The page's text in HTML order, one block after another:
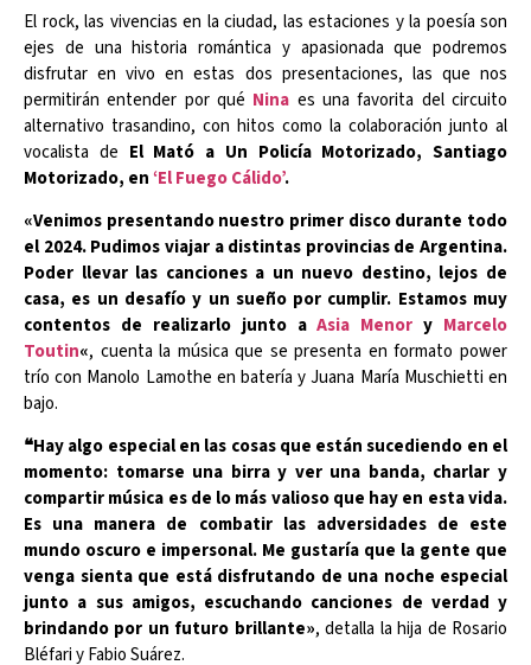
El rock, las vivencias en la ciudad, las estaciones y la poesía son
ejes de una historia romántica y apasionada que podremos
disfrutar en vivo en estas dos presentaciones, las que nos
permitirán entender por qué Nina es una favorita del circuito
alternativo trasandino, con hitos como la colaboración junto al
vocalista de El Mató a Un Policía Motorizado, Santiago
Motorizado, en‘El Fuego Cálido’.
«Venimos presentando nuestro primer disco durante todo
el 2024. Pudimos viajar a distintas provincias de Argentina.
Poder llevar las canciones a un nuevo destino, lejos de
casa, es un desafío y un sueño por cumplir. Estamos muy
contentos de realizarlo junto aAsia Menor y Marcelo
Toutin«, cuenta la música que se presenta en formato power
trío con Manolo Lamothe en batería y Juana María Muschietti en
bajo.
❝Hay algo especial en las cosas que están sucediendo en el
momento: tomarse una birra y ver una banda, charlar y
compartir música es de lo más valioso que hay en esta vida.
Es una manera de combatir las adversidades de este
mundo oscuro e impersonal. Me gustaría que la gente que
venga sienta que está disfrutando de una noche especial
junto a sus amigos, escuchando canciones de verdad y
brindando por un futuro brillante», detalla la hija de Rosario
Bléfari y Fabio Suárez.